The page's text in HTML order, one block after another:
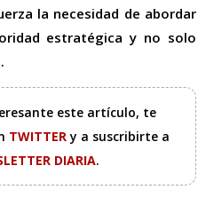
la necesidad de abordar
estratégica y no solo
este artículo, te
TWITTERy a suscribirte a
DIARIA.